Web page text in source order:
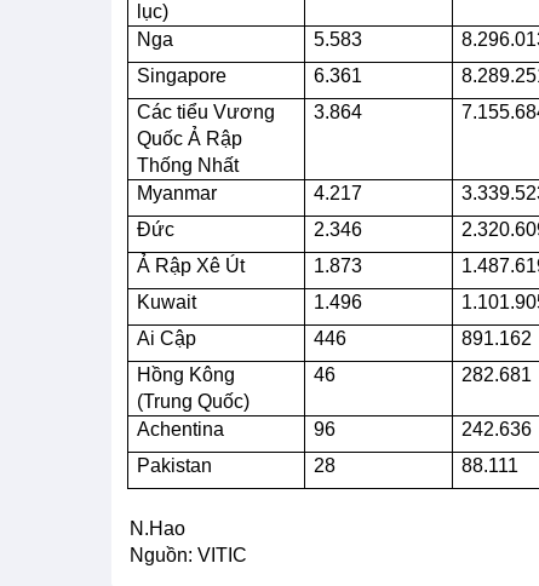
lục)
Nga 5.583
Singapore
6.361
Các tiểu Vương
Quốc Ả Rập
Thống Nhất
3.864
Myanmar 4.217
Đức
2.346
Ả Rập Xê Út
1.873
Kuwait
1.496
Ai Cập
446 891.162
Hồng Kông
(Trung Quốc)
46 282.681
Achentina 96 242.636
Pakistan
28 88.111
N.Hao
Nguồn: VITIC